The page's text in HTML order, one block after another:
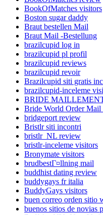
BookOfMatches visitors
Boston sugar daddy
Braut bestellen Mail
Braut Mail -Bestellung
brazilcupid log in
brazilcupid pl profil
brazilcupid reviews
brazilcupid revoir
Brazilcupid siti gratis
brazilcupid-inceleme
BRIDE
Bride World Order Mail
bridgeport review
Bristlr siti incontri
bristlr_NL review
bristlr-inceleme visitors
Bronymate visitors
brudbestГ¤llning mail
buddhist dating review
buddygays fr italia
BuddyGays visitors
buen correo orden sitio
buenos sitios de novias